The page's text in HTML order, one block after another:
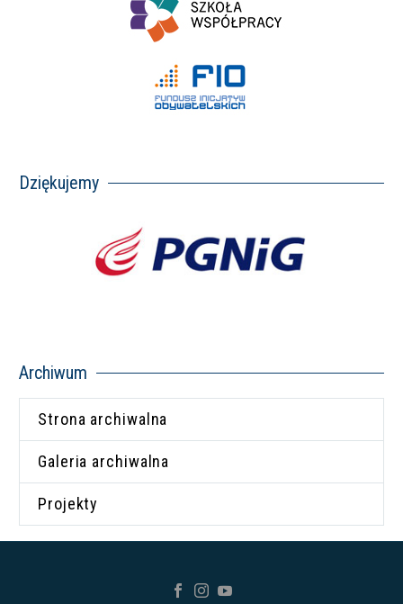
Dziękujemy
Archiwum
Strona archiwalna
Galeria archiwalna
Projekty